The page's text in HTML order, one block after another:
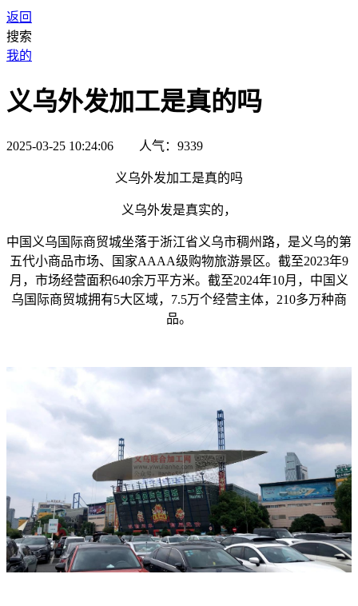
返回
搜索
我的
义乌外发加工是真的吗
2025-03-25 10:24:06 人气：9339
义乌外发加工是真的吗
义乌外发是真实的，
中国义乌国际商贸城坐落于浙江省义乌市稠州路，是义乌的第
五代小商品市场、国家AAAA级购物旅游景区。截至2023年9
月，市场经营面积640余万平方米。截至2024年10月，中国义
乌国际商贸城拥有5大区域，7.5万个经营主体，210多万种商
品。